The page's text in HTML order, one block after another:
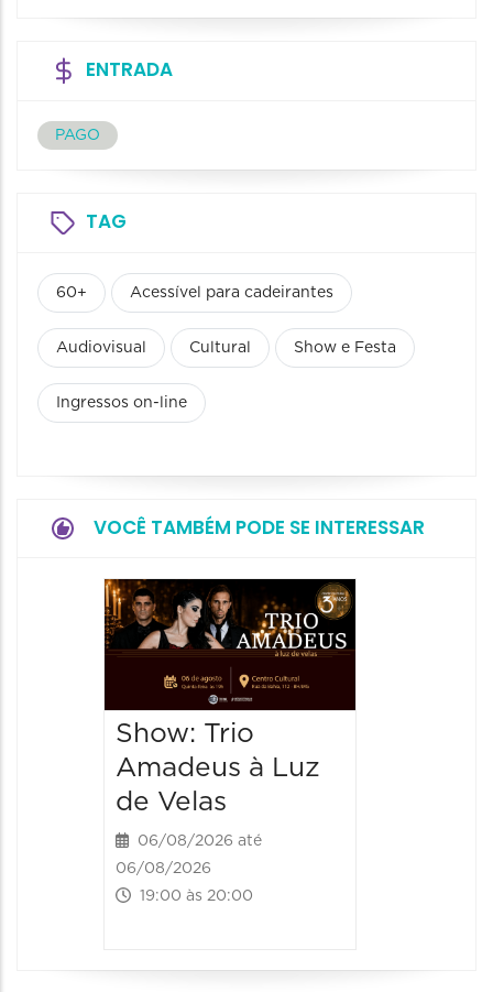
ENTRADA
PAGO
TAG
60+ Acessível para cadeirantes
Audiovisual Cultural Show e Festa
Ingressos on-line
VOCÊ TAMBÉM PODE SE INTERESSAR
Show: Trio
Amadeus à Luz
de Velas
06/08/2026 até
06/08/2026
19:00 às 20:00